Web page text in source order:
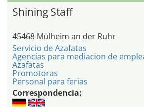
Shining Staff
45468 Mülheim an der Ruhr
Servicio de Azafatas
Agencias para mediacion de
Azafatas
Promotoras
Personal para ferias
Correspondencia: